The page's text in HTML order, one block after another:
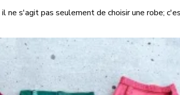
s'agit pas seulement de choisir une robe;